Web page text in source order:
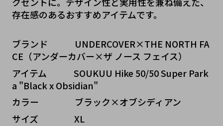
存在感のあるおすすめアイテムです。
ブランド   UNDERCOVER×THE NORTH FA
CE（アンダーカバー×ザ ノース フェイス）
アイテム   SOUKUU Hike 50/50 Super Park
a "Black x Obsidian"
カラー    ブラック×オブシディアン
サイズ    XL